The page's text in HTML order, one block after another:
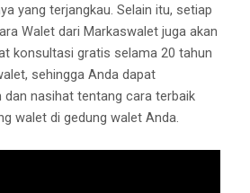
yang terjangkau. Selain itu, setiap
Walet dari Markaswalet juga akan
konsultasi gratis selama 20 tahun
sehingga Anda dapat
nasihat tentang cara terbaik
walet di gedung walet Anda.